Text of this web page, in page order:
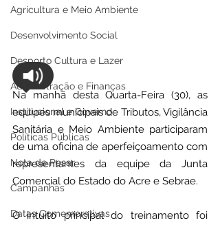
Agricultura e Meio Ambiente
Desenvolvimento Social
Desporto Cultura e Lazer
Administração e Finanças
Institucional e Governo
Políticas Públicas
Nota de Pesar
Campanhas
Datas Comemorativas
Na manhã desta Quarta-Feira (30), as
equipes municipais de Tributos, Vigilância
Sanitária e Meio Ambiente participaram
de uma oficina de aperfeiçoamento com
representantes da equipe da Junta
Comercial do Estado do Acre e Sebrae.
O intuito principal do treinamento foi